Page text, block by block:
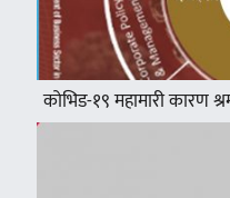
कोभिड-१९ महामारी कारण